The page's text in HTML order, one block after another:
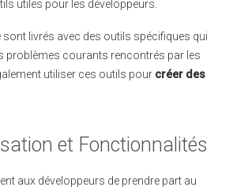
utiles pour les développeurs.
livrés avec des outils spécifiques qui
problèmes courants rencontrés par les
utiliser ces outils pour créer des
et Fonctionnalités
aux développeurs de prendre part au